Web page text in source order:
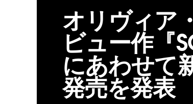
オリヴィア
ビュー作『
にあわせて
発売を発表